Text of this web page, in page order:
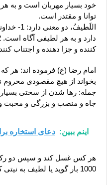
خود بسیار مهربان است و به
توانا و مقتدر است.
اللَطیفُ،
کننده و جزا دهنده و اجتناب
امام رضا (ع) فرموده اند: هر
بخواند از هیچ مقصودی محروم
جمله: رها شدن از سختی
جاه و منصب و بزرگی و محبت و
اینم ببین: دعای استخاره
هر کس غسل کند و سپس دو
1000 بار گوید یا لطیف به نیتی که دارد حاجت روا شود.